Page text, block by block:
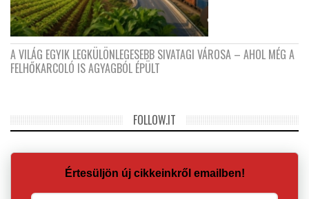
A VILÁG EGYIK LEGKÜLÖNLEGESEBB SIVATAGI VÁROSA – AHOL MÉG A
FELHŐKARCOLÓ IS AGYAGBÓL ÉPÜLT
FOLLOW.IT
Értesüljön új cikkeinkről emailben!